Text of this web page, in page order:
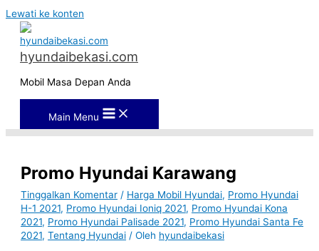
Lewati ke konten
hyundaibekasi.com
Mobil Masa Depan Anda
Main Menu
Promo Hyundai Karawang
Tinggalkan Komentar / Harga Mobil Hyundai, Promo Hyundai
H-1 2021, Promo Hyundai Ioniq 2021, Promo Hyundai Kona
2021, Promo Hyundai Palisade 2021, Promo Hyundai Santa Fe
2021,Tentang Hyundai / Oleh hyundaibekasi